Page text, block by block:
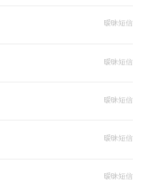
暧昧短信
暧昧短信
暧昧短信
暧昧短信
暧昧短信